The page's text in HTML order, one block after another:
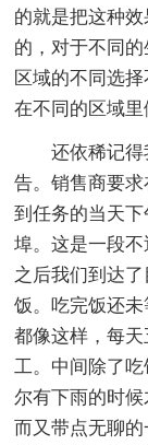
的就是把这种
的，对于不同
区域的不同选
在不同的区域里
还依稀记得
告。销售商要
到任务的当天
埠。这是一段
之后我们到达
饭。吃完饭还
都像这样，每
工。中间除了
尔有下雨的时
而又带点无聊